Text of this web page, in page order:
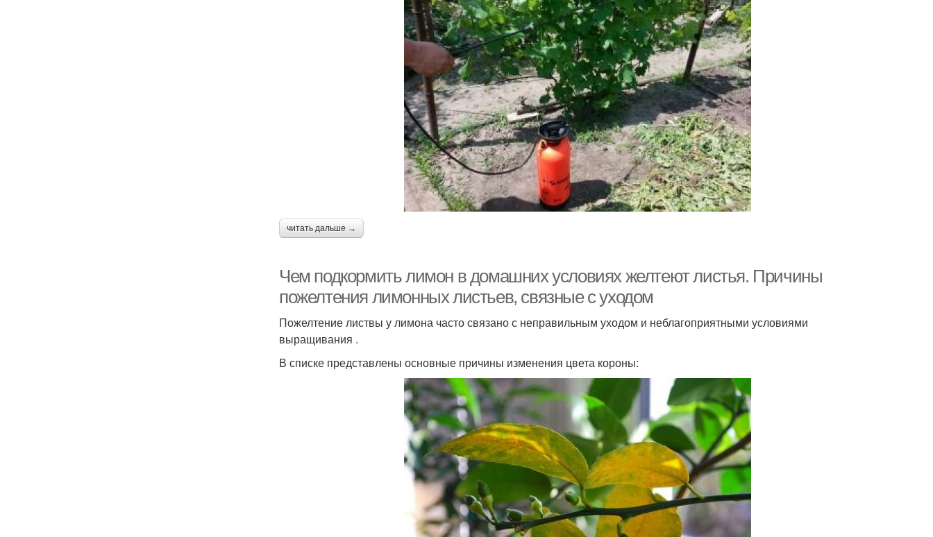
читать дальше →
Чем подкормить лимон в домашних условиях желтеют листья. Причины
пожелтения лимонных листьев, связные с уходом
Пожелтение листвы у лимона часто связано с неправильным уходом и неблагоприятными условиями
выращивания .
В списке представлены основные причины изменения цвета короны: